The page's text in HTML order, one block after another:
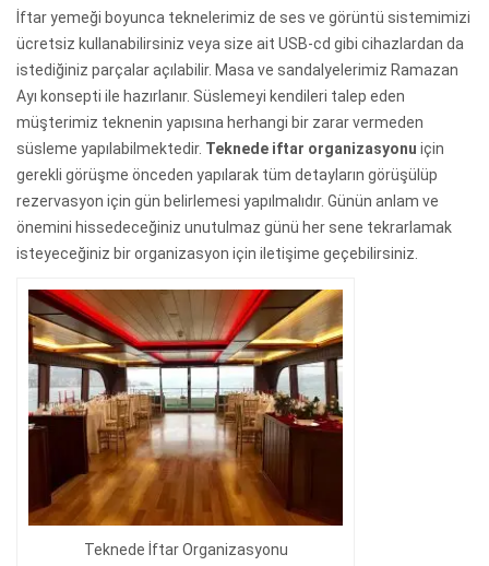
İftar yemeği boyunca teknelerimiz de ses ve görüntü sistemimizi
ücretsiz kullanabilirsiniz veya size ait USB-cd gibi cihazlardan da
istediğiniz parçalar açılabilir. Masa ve sandalyelerimiz Ramazan
Ayı konsepti ile hazırlanır. Süslemeyi kendileri talep eden
müşterimiz teknenin yapısına herhangi bir zarar vermeden
süsleme yapılabilmektedir. Teknede iftar organizasyonu için
gerekli görüşme önceden yapılarak tüm detayların görüşülüp
rezervasyon için gün belirlemesi yapılmalıdır. Günün anlam ve
önemini hissedeceğiniz unutulmaz günü her sene tekrarlamak
isteyeceğiniz bir organizasyon için iletişime geçebilirsiniz.
Teknede İftar Organizasyonu